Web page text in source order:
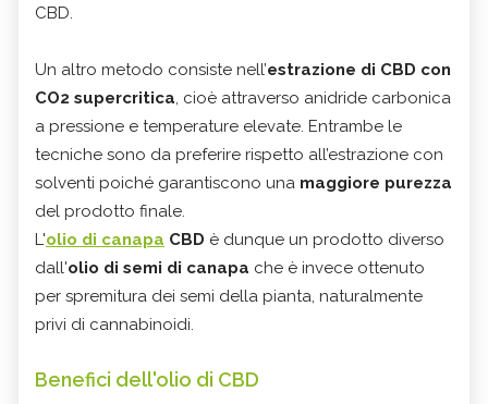
CBD.
Un altro metodo consiste nell’estrazione di CBD con
CO2 supercritica, cioè attraverso anidride carbonica
a pressione e temperature elevate. Entrambe le
tecniche sono da preferire rispetto all’estrazione con
solventi poiché garantiscono una maggiore purezza
del prodotto finale.
L'olio di canapa CBD è dunque un prodotto diverso
dall'olio di semi di canapa che è invece ottenuto
per spremitura dei semi della pianta, naturalmente
privi di cannabinoidi.
Benefici dell'olio di CBD